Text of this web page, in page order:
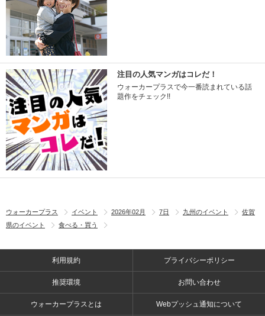
注目の人気マンガはコレだ！
ウォーカープラスで今一番読まれている話
題作をチェック!!
ウォーカープラス イベント 2026年02月 7日 九州のイベント
佐賀
県のイベント
食べる・買う
利用規約 プライバシーポリシー
推奨環境 お問い合わせ
ウォーカープラスとは Webプッシュ通知について